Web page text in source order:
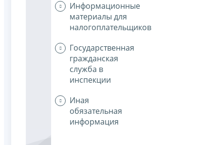
Информационные
материалы для
налогоплательщиков
Государственная
гражданская
служба в
инспекции
Иная
обязательная
информация